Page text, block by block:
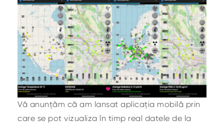
Vă anunțăm că am lansat aplicația mobilă prin
care se pot vizualiza în timp real datele de la